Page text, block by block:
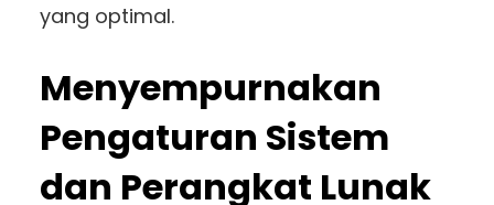
yang optimal.
Menyempurnakan
Pengaturan Sistem
dan Perangkat Lunak